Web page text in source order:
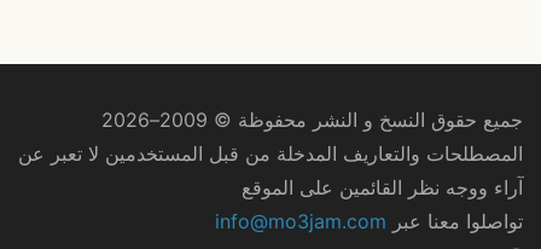
جميع حقوق النسخ و النشر محفوظة © 2009–2026
المصطلحات والتعاريف المدخلة من قبل المستخدمين لا تعبر عن
آراء ووجه نظر القائمين على الموقع
تواصلوا معنا عبر info@mo3jam.com